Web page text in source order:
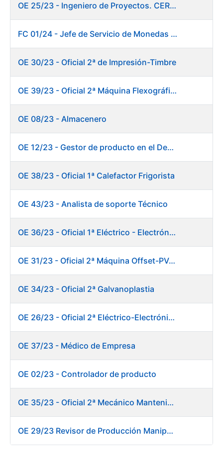
OE 25/23 - Ingeniero de Proyectos. CERES
FC 01/24 - Jefe de Servicio de Monedas Conmemorativas
OE 30/23 - Oficial 2ª de Impresión-Timbre
OE 39/23 - Oficial 2ª Máquina Flexográfica y Finalizado
OE 08/23 - Almacenero
OE 12/23 - Gestor de producto en el Departamento Fábrica de Papel (Burgos)
OE 38/23 - Oficial 1ª Calefactor Frigorista
OE 43/23 - Analista de soporte Técnico
OE 36/23 - Oficial 1ª Eléctrico - Electrónico Mantenimiento Destacado
OE 31/23 - Oficial 2ª Máquina Offset-PVC 2+colores
OE 34/23 - Oficial 2ª Galvanoplastia
OE 26/23 - Oficial 2ª Eléctrico-Electrónico Mantenimiento Destacado
OE 37/23 - Médico de Empresa
OE 02/23 - Controlador de producto
OE 35/23 - Oficial 2ª Mecánico Mantenimiento Destacado
OE 29/23 Revisor de Producción Manipulado Timbre